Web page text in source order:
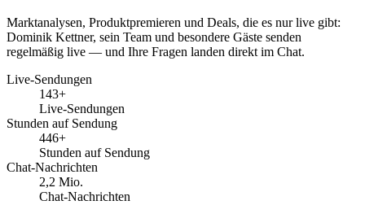
Marktanalysen, Produktpremieren und Deals, die es nur live gibt:
Dominik Kettner, sein Team und besondere Gäste senden
regelmäßig live — und Ihre Fragen landen direkt im Chat.
Live-Sendungen
143+
Live-Sendungen
Stunden auf Sendung
446+
Stunden auf Sendung
Chat-Nachrichten
2,2 Mio.
Chat-Nachrichten